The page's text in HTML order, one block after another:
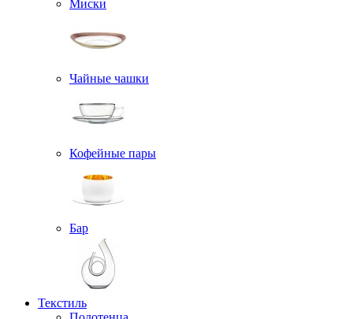
Миски
Чайные чашки
Кофейные пары
Бар
Текстиль